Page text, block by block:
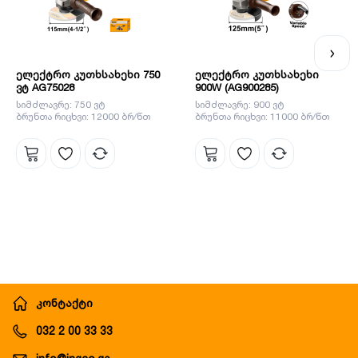
ელექტრო კუთხსახეხი 750
ვტ AG75028
სიმძლავრე: 750 ვტ
ბრუნთა რიცხვი: 12000 ბრ/წთ
ელექტრო კუთხსახეხი
900W (AG900285)
სიმძლავრე: 900 ვტ
ბრუნთა რიცხვი: 11000 ბრ/წთ
კონტაქტი
032 2 00 33 33